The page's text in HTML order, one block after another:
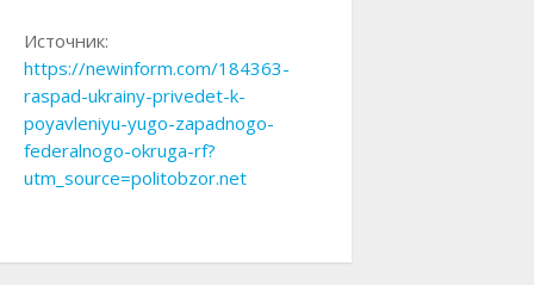
Источник:
https://newinform.com/184363-
raspad-ukrainy-privedet-k-
poyavleniyu-yugo-zapadnogo-
federalnogo-okruga-rf?
utm_source=politobzor.net